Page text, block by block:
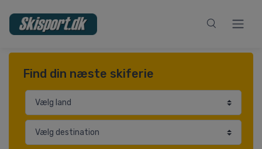
Find din næste skiferie